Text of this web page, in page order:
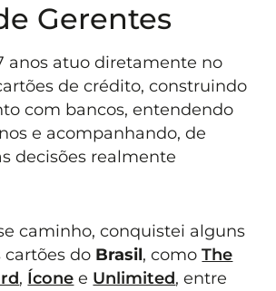
Gerentes
anos atuo diretamente no
de crédito, construindo
com bancos, entendendo
e acompanhando, de
decisões realmente
caminho, conquistei alguns
cartões do Brasil, comoThe
, Ícone e Unlimited, entre